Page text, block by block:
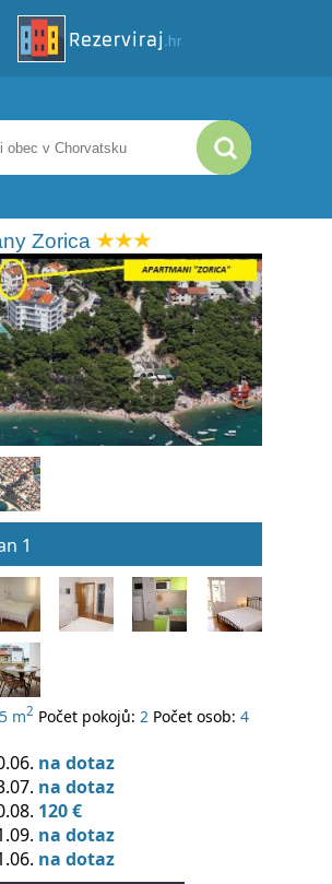
Zorica
1
m2 Počet pokojů: 2 Počet osob: 4
na dotaz
na dotaz
120 €
na dotaz
na dotaz